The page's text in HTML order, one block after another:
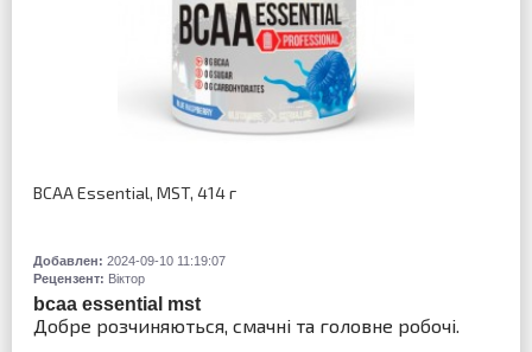
BCAA Essential, MST, 414 г
Добавлен: 2024-09-10 11:19:07
Рецензент: Віктор
bcaa essential mst
Добре розчиняються, смачні та головне робочі.